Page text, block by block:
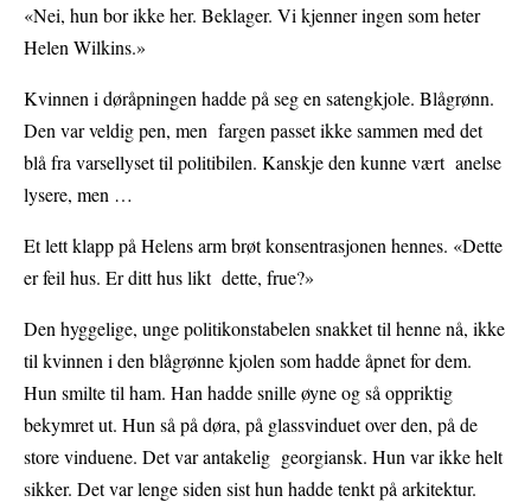
«Nei, hun bor ikke her. Beklager. Vi kjenner ingen som heter
Helen Wilkins.»
Kvinnen i døråpningen hadde på seg en satengkjole. Blågrønn.
Den var veldig pen, men fargen passet ikke sammen med det
blå fra varsellyset til politibilen. Kanskje den kunne vært anelse
lysere, men …
Et lett klapp på Helens arm brøt konsentrasjonen hennes. «Dette
er feil hus. Er ditt hus likt dette, frue?»
Den hyggelige, unge politikonstabelen snakket til henne nå, ikke
til kvinnen i den blågrønne kjolen som hadde åpnet for dem.
Hun smilte til ham. Han hadde snille øyne og så oppriktig
bekymret ut. Hun så på døra, på glassvinduet over den, på de
store vinduene. Det var antakelig georgiansk. Hun var ikke helt
sikker. Det var lenge siden sist hun hadde tenkt på arkitektur.